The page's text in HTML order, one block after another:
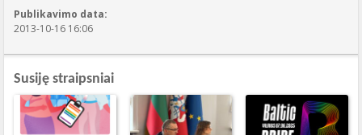
Publikavimo data:
2013-10-16 16:06
Susiję straipsniai